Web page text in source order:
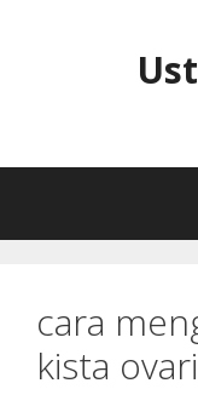
cara
kista